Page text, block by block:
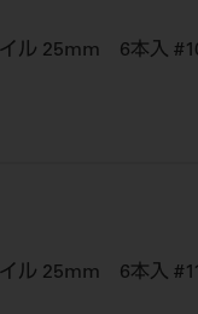
ル 25mm 6本入
ル 25mm 6本入